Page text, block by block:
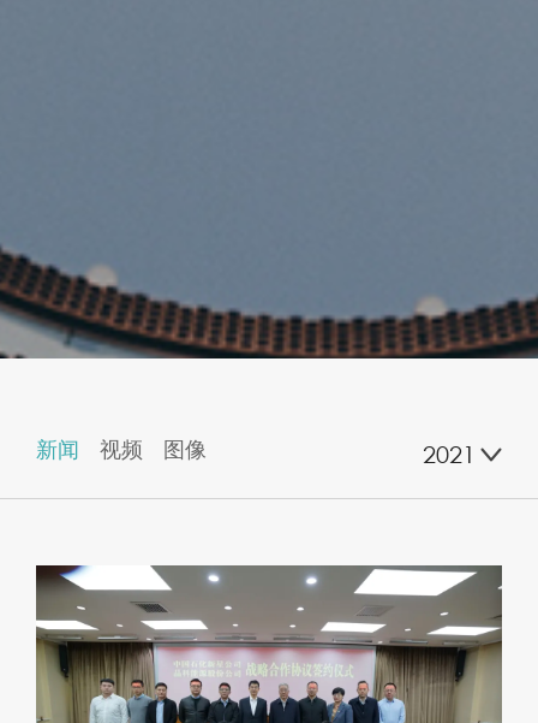
新闻 视频 图像 2021